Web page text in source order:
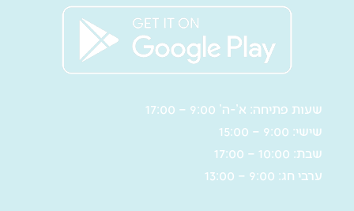
שעות פתיחה: א’-ה’ 9:00 – 17:00
שישי: 9:00 – 15:00
שבת: 10:00 – 17:00
ערבי חג: 9:00 – 13:00